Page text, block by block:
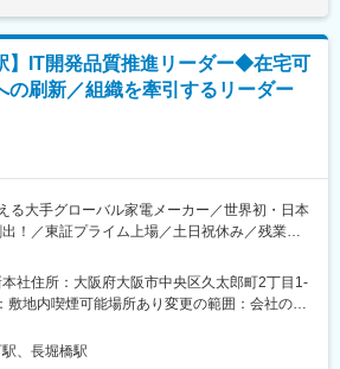
ぐ役割
でなく、技術的なリスクをビジネスへの影響
し、組織としての判断を導く高度なスキルが
形成
き合える環境です。ベテラン層が厚い組織の
を深めていただけます。
定める業務
する案件管理/原因分析・是正措置・再発およ
：
Day、長期休暇、産育休取得など福利厚生も充
）」にも認定されています。
営業部門を母体として、1968年に誕生以来、キ
独占的に販売し、高いシェアを継続的に獲得
体関連装置の総代理店など、ニーズに合わせた
ンを調達する「商社」機能・お客様固有の課
】IT開発品質推進リーダー◆在宅可
の刷新／組織を牽引するリーダー
る大手グローバル家電メーカー／世界初・日本
！／東証プライム上場／土日祝休み／残業月
全体（国内・海外拠点を含む）のITシステムに
アのサービス品質およびプロダクト品質の向上
きます。ルール整備やプロセス改善を通じ
本社住所：大阪府大阪市中央区久太郎町2丁目1-
トワーク含む）
、長堀橋駅